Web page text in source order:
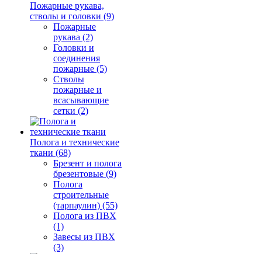
Пожарные рукава,
стволы и головки (9)
Пожарные
рукава (2)
Головки и
соединения
пожарные (5)
Стволы
пожарные и
всасывающие
сетки (2)
Полога и технические
ткани (68)
Брезент и полога
брезентовые (9)
Полога
строительные
(тарпаулин) (55)
Полога из ПВХ
(1)
Завесы из ПВХ
(3)